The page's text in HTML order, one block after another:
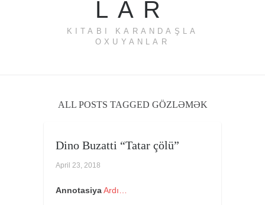
KITABI KARANDAŞLA
OXUYANLAR
ALL POSTS TAGGED GÖZLƏMƏK
Dino Buzatti “Tatar çölü”
April 23, 2018
AnnotasiyaArdı…